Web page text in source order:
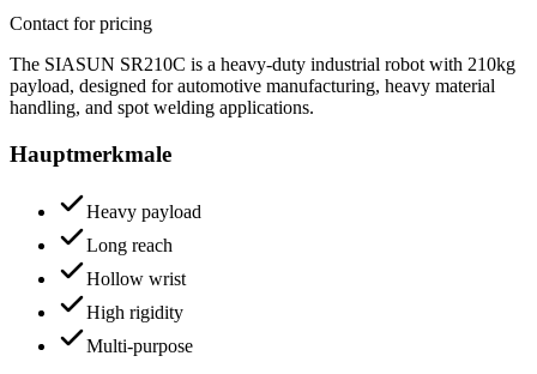
Contact for pricing
The SIASUN SR210C is a heavy-duty industrial robot with 210kg
payload, designed for automotive manufacturing, heavy material
handling, and spot welding applications.
Hauptmerkmale
Heavy payload
Long reach
Hollow wrist
High rigidity
Multi-purpose